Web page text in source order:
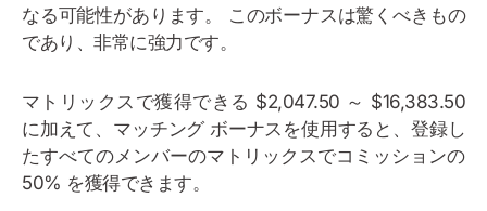
なる可能性があります。 このボーナスは驚くべきもの
であり、非常に強力です。
マトリックスで獲得できる $2,047.50 ～ $16,383.50
に加えて、マッチング ボーナスを使用すると、登録し
たすべてのメンバーのマトリックスでコミッションの
50% を獲得できます。